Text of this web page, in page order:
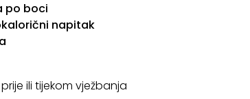
po boci
napitak
ili tijekom vježbanja